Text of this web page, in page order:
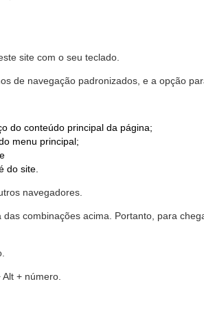
site com o seu teclado.
de navegação padronizados, e a opção
do conteúdo principal da página;
menu principal;
do site.
navegadores.
combinações acima. Portanto, para
+ número.